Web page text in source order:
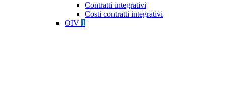
Contratti integrativi
Costi contratti integrativi
OIV 1